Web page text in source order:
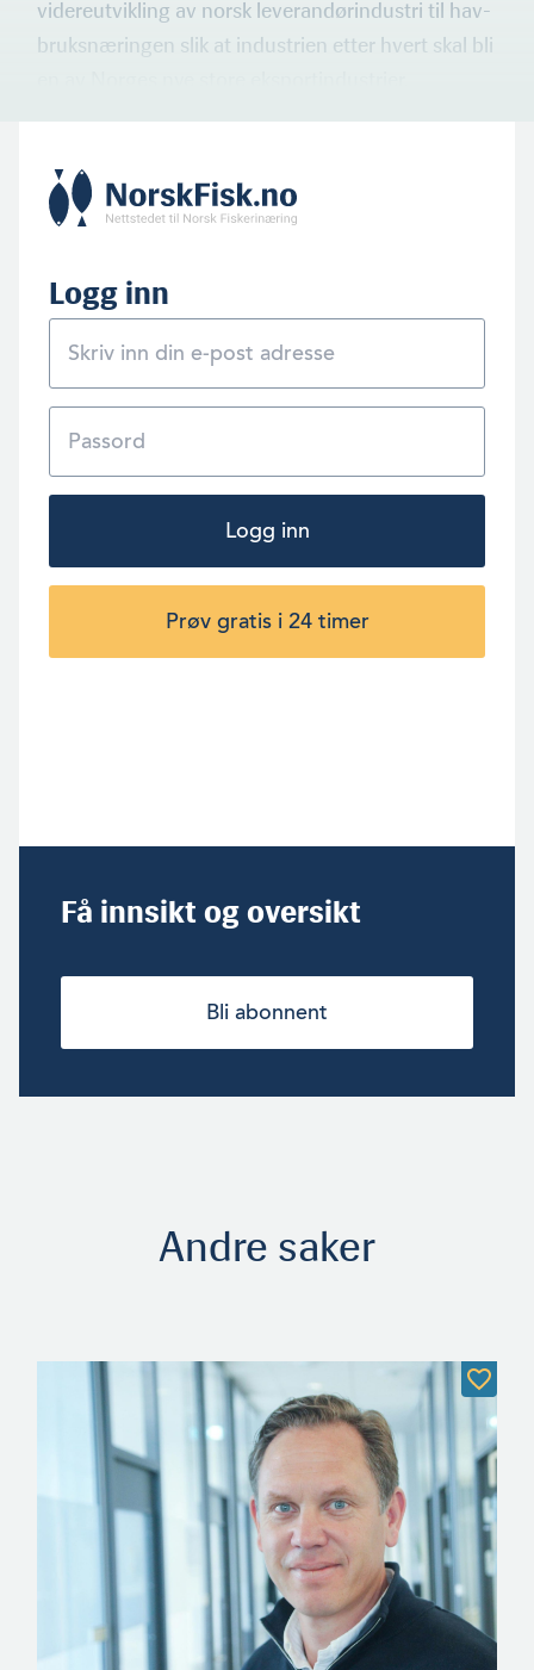
videreutvikling av norsk leverandørindustri til hav­
bruksnæringen slik at industrien etter hvert skal bli
Logg inn
Logg inn
Prøv gratis i 24 timer
Få innsikt og oversikt
Bli abonnent
Andre saker